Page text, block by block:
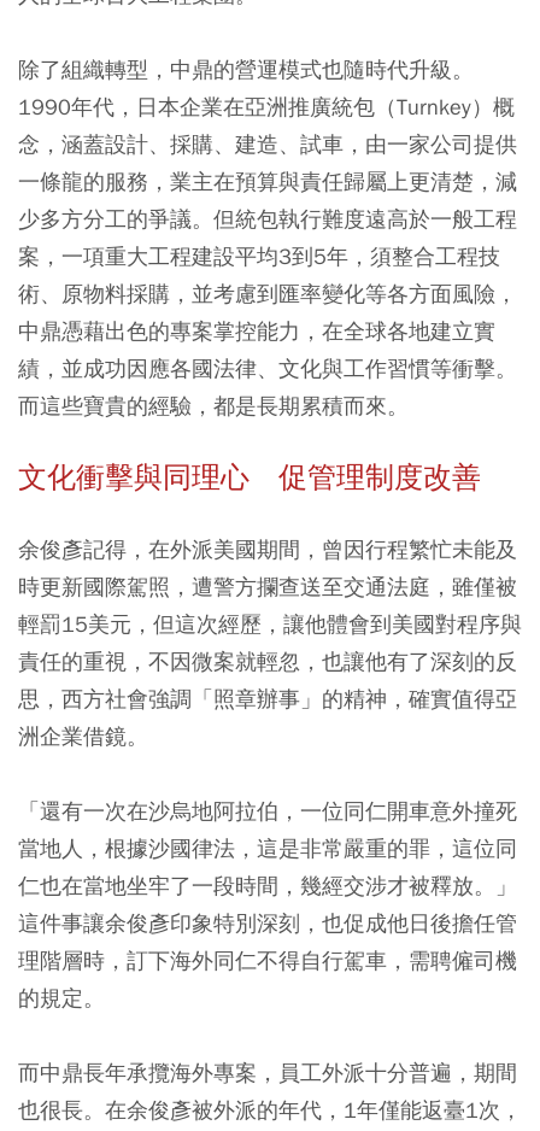
除了組織轉型，中鼎的營運模式也隨時代升級。
1990年代，日本企業在亞洲推廣統包（Turnkey）概
念，涵蓋設計、採購、建造、試車，由一家公司提供
一條龍的服務，業主在預算與責任歸屬上更清楚，減
少多方分工的爭議。但統包執行難度遠高於一般工程
案，一項重大工程建設平均3到5年，須整合工程技
術、原物料採購，並考慮到匯率變化等各方面風險，
中鼎憑藉出色的專案掌控能力，在全球各地建立實
績，並成功因應各國法律、文化與工作習慣等衝擊。
而這些寶貴的經驗，都是長期累積而來。
文化衝擊與同理心 促管理制度改善
余俊彥記得，在外派美國期間，曾因行程繁忙未能及
時更新國際駕照，遭警方攔查送至交通法庭，雖僅被
輕罰15美元，但這次經歷，讓他體會到美國對程序與
責任的重視，不因微案就輕忽，也讓他有了深刻的反
思，西方社會強調「照章辦事」的精神，確實值得亞
洲企業借鏡。
「還有一次在沙烏地阿拉伯，一位同仁開車意外撞死
當地人，根據沙國律法，這是非常嚴重的罪，這位同
仁也在當地坐牢了一段時間，幾經交涉才被釋放。」
這件事讓余俊彥印象特別深刻，也促成他日後擔任管
理階層時，訂下海外同仁不得自行駕車，需聘僱司機
的規定。
而中鼎長年承攬海外專案，員工外派十分普遍，期間
也很長。在余俊彥被外派的年代，1年僅能返臺1次，